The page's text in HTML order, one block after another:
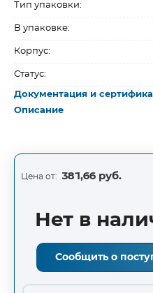
Тип упаковки:
В упаковке:
Корпус:
Статус:
Документация и
Описание
Цена от: 381,66 руб.
Нет в
Сообщить о